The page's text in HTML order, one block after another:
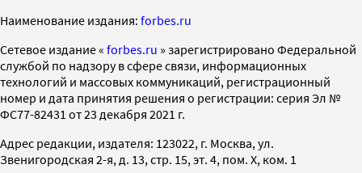
Наименование издания: forbes.ru
Cетевое издание « forbes.ru » зарегистрировано Федеральной
службой по надзору в сфере связи, информационных
технологий и массовых коммуникаций, регистрационный
номер и дата принятия решения о регистрации: серия Эл №
ФС77-82431 от 23 декабря 2021 г.
Адрес редакции, издателя: 123022, г. Москва, ул.
Звенигородская 2-я, д. 13, стр. 15, эт. 4, пом. X, ком. 1